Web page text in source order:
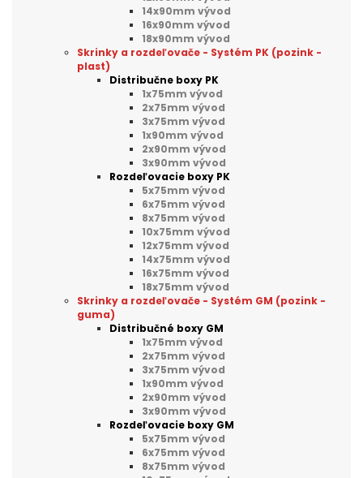
14x90mm vývod
16x90mm vývod
18x90mm vývod
Skrinky a rozdeľovače - Systém PK (pozink -
plast)
Distribučne boxy PK
1x75mm vývod
2x75mm vývod
3x75mm vývod
1x90mm vývod
2x90mm vývod
3x90mm vývod
Rozdeľovacie boxy PK
5x75mm vývod
6x75mm vývod
8x75mm vývod
10x75mm vývod
12x75mm vývod
14x75mm vývod
16x75mm vývod
18x75mm vývod
Skrinky a rozdeľovače - Systém GM (pozink -
guma)
Distribučné boxy GM
1x75mm vývod
2x75mm vývod
3x75mm vývod
1x90mm vývod
2x90mm vývod
3x90mm vývod
Rozdeľovacie boxy GM
5x75mm vývod
6x75mm vývod
8x75mm vývod